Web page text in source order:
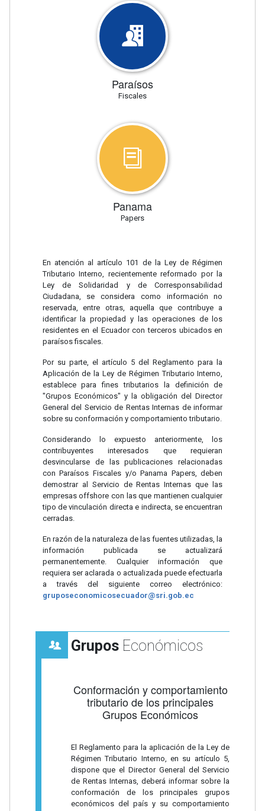
Paraísos
Fiscales
Panama
Papers
En atención al artículo 101 de la Ley de Régimen
Tributario Interno, recientemente reformado por la
Ley de Solidaridad y de Corresponsabilidad
Ciudadana, se considera como información no
reservada, entre otras, aquella que contribuye a
identificar la propiedad y las operaciones de los
residentes en el Ecuador con terceros ubicados en
paraísos fiscales.
Por su parte, el artículo 5 del Reglamento para la
Aplicación de la Ley de Régimen Tributario Interno,
establece para fines tributarios la definición de
"Grupos Económicos" y la obligación del Director
General del Servicio de Rentas Internas de informar
sobre su conformación y comportamiento tributario.
Considerando lo expuesto anteriormente, los
contribuyentes interesados que requieran
desvincularse de las publicaciones relacionadas
con Paraísos Fiscales y/o Panama Papers, deben
demostrar al Servicio de Rentas Internas que las
empresas offshore con las que mantienen cualquier
tipo de vinculación directa e indirecta, se encuentran
cerradas.
En razón de la naturaleza de las fuentes utilizadas, la
información publicada se actualizará
permanentemente. Cualquier información que
requiera ser aclarada o actualizada puede efectuarla
a través del siguiente correo electrónico:
gruposeconomicosecuador@sri.gob.ec
GruposEconómicos
Conformación y comportamiento
tributario de los principales
Grupos Económicos
El Reglamento para la aplicación de la Ley de
Régimen Tributario Interno, en su artículo 5,
dispone que el Director General del Servicio
de Rentas Internas, deberá informar sobre la
conformación de los principales grupos
económicos del país y su comportamiento